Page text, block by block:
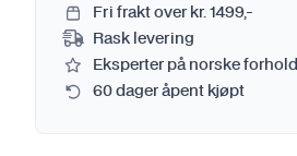
Fri frakt over kr. 1499,-
Rask levering
Eksperter på norske forhold
60 dager åpent kjøpt